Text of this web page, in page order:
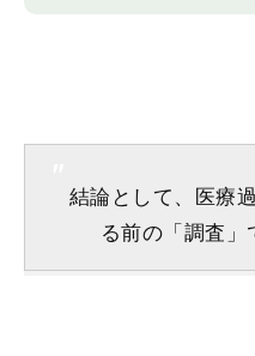
結論として、医療
る前の「調査」